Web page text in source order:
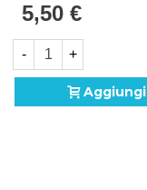
5,50 €
- +
Aggiungi